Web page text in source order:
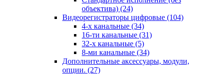
объектива) (24)
Видеорегистраторы цифровые (104)
4-х канальные (34)
16-ти канальные (31)
32-х канальные (5)
8-ми канальные (34)
Дополнительные аксессуары, модули,
опции. (27)